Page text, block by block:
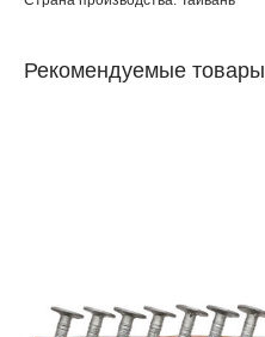
Рекомендуемые товары